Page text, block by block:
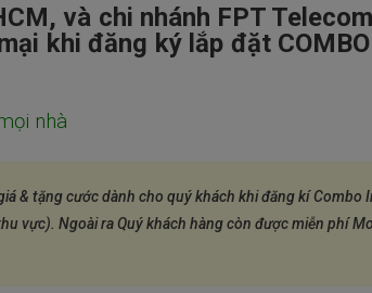
và chi nhánh FPT
khi đăng ký lắp đặt
nhà
& tặng cướcdành cho quý khách khi đăng kí Combo
vực). Ngoài ra Quý khách hàng còn được miễn phí